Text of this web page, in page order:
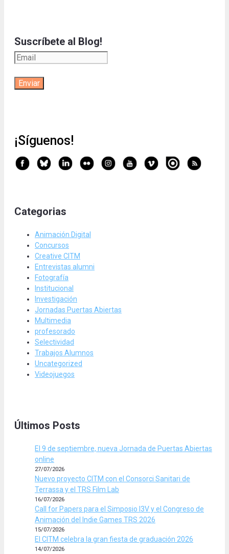
Suscríbete al Blog!
¡Síguenos!
Categorias
Animación Digital
Concursos
Creative CITM
Entrevistas alumni
Fotografía
Institucional
Investigación
Jornadas Puertas Abiertas
Multimedia
profesorado
Selectividad
Trabajos Alumnos
Uncategorized
Videojuegos
Últimos Posts
El 9 de septiembre, nueva Jornada de Puertas Abiertas
online
27/07/2026
Nuevo proyecto CITM con el Consorci Sanitari de
Terrassa y el TRS Film Lab
16/07/2026
Call for Papers para el Simposio I3V y el Congreso de
Animación del Indie Games TRS 2026
15/07/2026
El CITM celebra la gran fiesta de graduación 2026
14/07/2026